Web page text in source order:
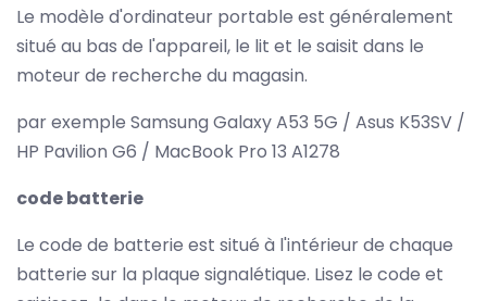
Le modèle d'ordinateur portable est généralement
situé au bas de l'appareil, le lit et le saisit dans le
moteur de recherche du magasin.
par exemple Samsung Galaxy A53 5G / Asus K53SV /
HP Pavilion G6 / MacBook Pro 13 A1278
code batterie
Le code de batterie est situé à l'intérieur de chaque
batterie sur la plaque signalétique. Lisez le code et